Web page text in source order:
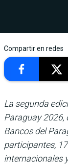
Compartir en redes
La segunda
Paraguay
Bancos del
participantes,
internacionales